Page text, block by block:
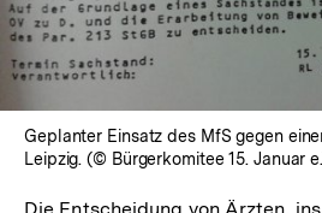
Geplanter Einsatz des MfS gegen
Leipzig. (© Bürgerkomitee 15. Januar